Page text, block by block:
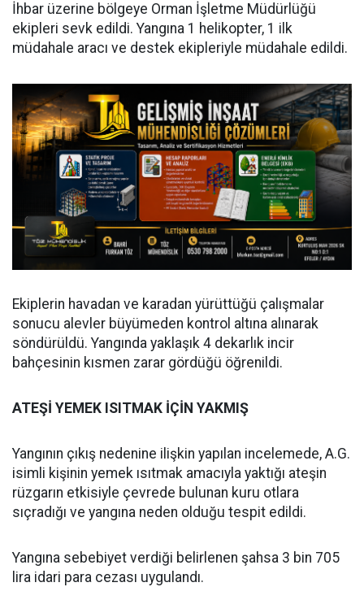
İhbar üzerine bölgeye Orman İşletme Müdürlüğü
ekipleri sevk edildi. Yangına 1 helikopter, 1 ilk
müdahale aracı ve destek ekipleriyle müdahale edildi.
Ekiplerin havadan ve karadan yürüttüğü çalışmalar
sonucu alevler büyümeden kontrol altına alınarak
söndürüldü. Yangında yaklaşık 4 dekarlık incir
bahçesinin kısmen zarar gördüğü öğrenildi.
ATEŞİ YEMEK ISITMAK İÇİN YAKMIŞ
Yangının çıkış nedenine ilişkin yapılan incelemede, A.G.
isimli kişinin yemek ısıtmak amacıyla yaktığı ateşin
rüzgarın etkisiyle çevrede bulunan kuru otlara
sıçradığı ve yangına neden olduğu tespit edildi.
Yangına sebebiyet verdiği belirlenen şahsa 3 bin 705
lira idari para cezası uygulandı.